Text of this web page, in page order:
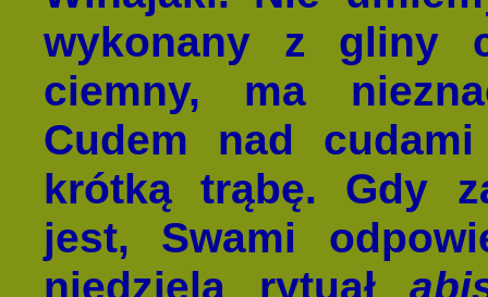
wykonany z gliny
ciemny, ma
Cudem nad
krótką trąbę. Gdy
jest, Swami
niedziela rytuał